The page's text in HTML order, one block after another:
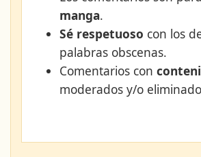
manga.
Sé respetuoso con los
palabras obscenas.
Comentarios con
moderados y/o